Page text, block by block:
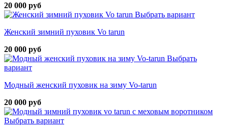
20 000 руб
Выбрать вариант
Женский зимний пуховик Vo tarun
20 000 руб
Выбрать
вариант
Модный женский пуховик на зиму Vo-tarun
20 000 руб
Выбрать вариант